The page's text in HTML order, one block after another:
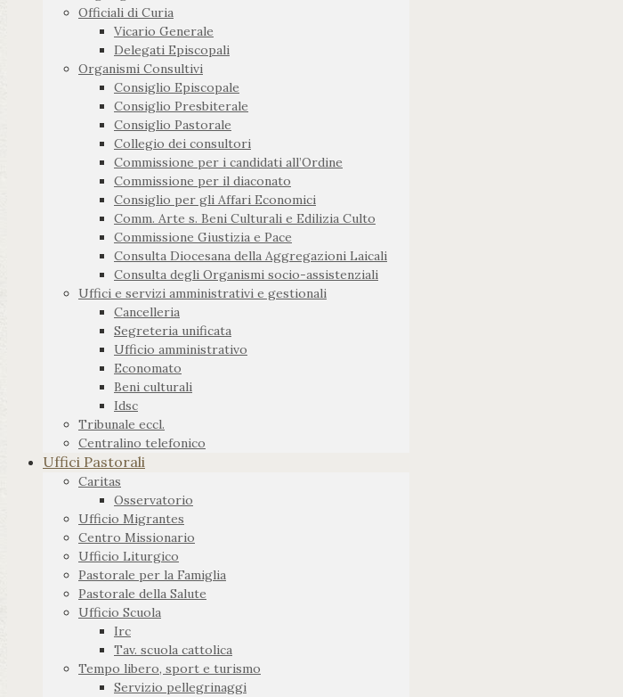
Officiali di Curia
Vicario Generale
Delegati Episcopali
Organismi Consultivi
Consiglio Episcopale
Consiglio Presbiterale
Consiglio Pastorale
Collegio dei consultori
Commissione per i candidati all’Ordine
Commissione per il diaconato
Consiglio per gli Affari Economici
Comm. Arte s. Beni Culturali e Edilizia Culto
Commissione Giustizia e Pace
Consulta Diocesana della Aggregazioni Laicali
Consulta degli Organismi socio-assistenziali
Uffici e servizi amministrativi e gestionali
Cancelleria
Segreteria unificata
Ufficio amministrativo
Economato
Beni culturali
Idsc
Tribunale eccl.
Centralino telefonico
Uffici Pastorali
Caritas
Osservatorio
Ufficio Migrantes
Centro Missionario
Ufficio Liturgico
Pastorale per la Famiglia
Pastorale della Salute
Ufficio Scuola
Irc
Tav. scuola cattolica
Tempo libero, sport e turismo
Servizio pellegrinaggi